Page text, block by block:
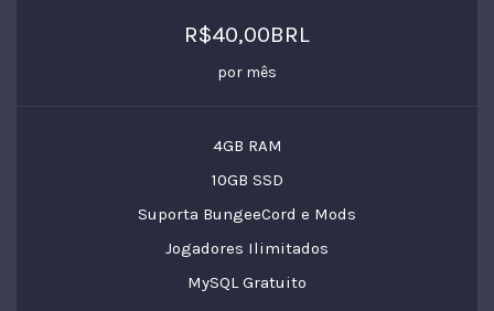
R$40,00BRL
por mês
4GB RAM
10GB SSD
Suporta BungeeCord e Mods
Jogadores Ilimitados
MySQL Gratuito